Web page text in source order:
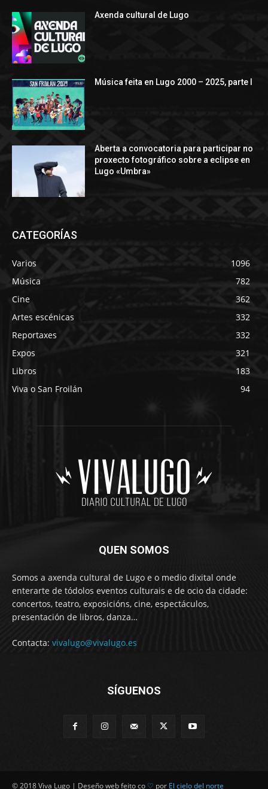
Axenda cultural de Lugo
Música feita en Lugo 2000 – 2025, parte I
Aberta a convocatoria para participar no
proxecto fotográfico sobre a eclipse en
Lugo «Umbra»
CATEGORÍAS
Varios
1096
Música
782
Cine
362
Artes escénicas
332
Reportaxes
332
Expos
321
Libros
183
Viva o San Froilán
94
QUEN SOMOS
Somos a axenda cultural de Lugo e o medio dixital onde
enterarte de tódolos eventos culturais e de ocio da cidade:
concertos, teatro, exposicións, cine, espectáculos,
presentación de libros, danza…
Contacta: vivalugo@vivalugo.es
SÍGUENOS
© 2018 Viva Lugo | Deseño web feito co ♡ por El cielo del norte